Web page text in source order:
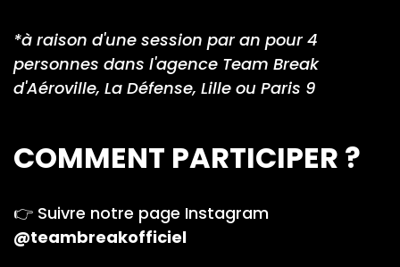
*à raison d'une session par an pour 4
personnes dans l'agence Team Break
d'Aéroville, La Défense, Lille ou Paris 9
COMMENT PARTICIPER ?
👉 Suivre notre page Instagram
@teambreakofficiel